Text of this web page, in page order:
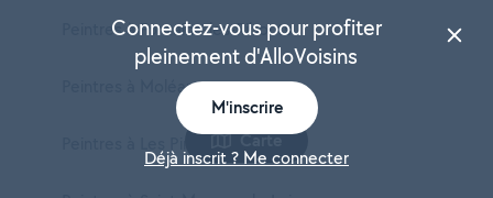
Peintres à Fontaine-les-Ribouts
Peintres à Moléans
Carte
Connectez-vous pour profiter
pleinement d'AlloVoisins
M'inscrire
Déjà inscrit ? Me connecter